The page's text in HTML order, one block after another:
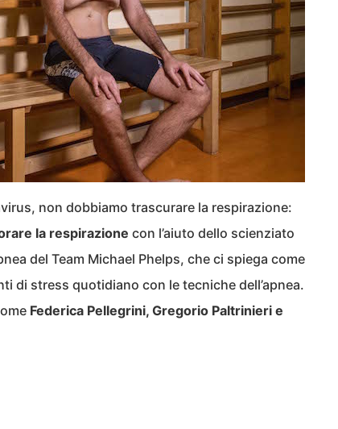
non dobbiamo trascurare la respirazione:
la respirazione con l’aiuto dello scienziato
del Team Michael Phelps, che ci spiega come
di stress quotidiano con le tecniche dell’apnea.
Federica Pellegrini, Gregorio Paltrinieri e